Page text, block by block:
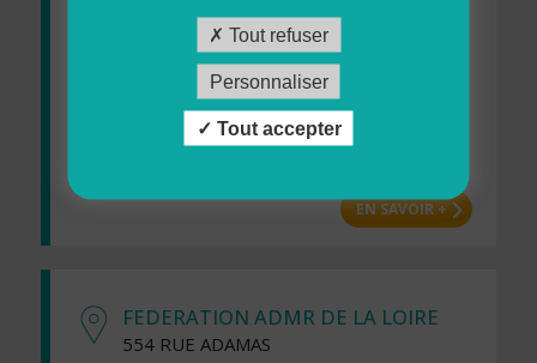
FEDERATION ADMR DE LA
GIRONDE
25 RUE DES FRERES SAINT BLANCARD
33210 LANGON
EN SAVOIR +
FEDERATION ADMR DE LA LOIRE
554 RUE ADAMAS
Tout refuser
Personnaliser
Tout accepter